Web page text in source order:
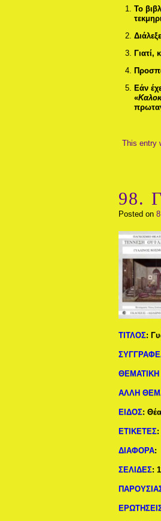
Το
Γιατί,
Εάν
«
This entry
98.
Posted on
ΤΙΤΛΟΣ:
ΑΛΛΗ
ΕΙΔΟΣ:
ΕΤΙΚΕΤΕΣ:
ΔΙΑΦΟΡΑ:
ΣΕΛΙΔΕΣ: